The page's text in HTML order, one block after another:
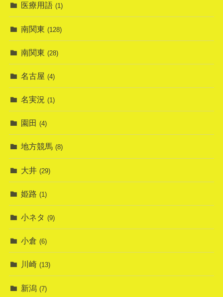
医療用語 (1)
南関東 (128)
南関東 (28)
名古屋 (4)
名実況 (1)
園田 (4)
地方競馬 (8)
大井 (29)
姫路 (1)
小ネタ (9)
小倉 (6)
川崎 (13)
新潟 (7)